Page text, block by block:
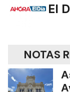
El
NOTAS